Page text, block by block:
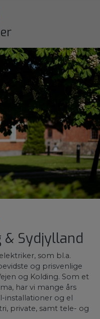
Sydjylland
som bl.a.
og prisvenlige
og Kolding. Som et
har vi mange års
installationer og el
private, samt tele- og